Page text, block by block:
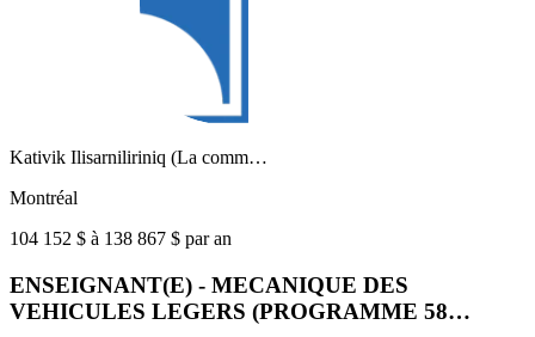
Kativik Ilisarniliriniq (La comm…
Montréal
104 152 $ à 138 867 $ par an
ENSEIGNANT(E) - MECANIQUE DES
VEHICULES LEGERS (PROGRAMME 58…